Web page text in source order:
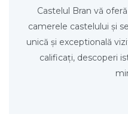
Castelul Bran vă
camerele castelului și
unică și exceptională
calificați, descoperi